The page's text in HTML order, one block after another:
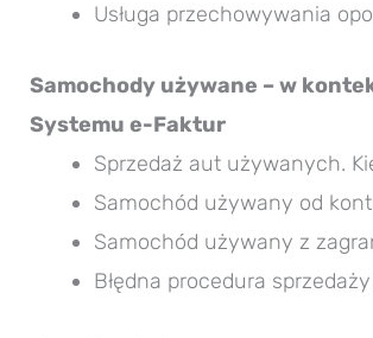
Usługa przechowywania
Samochody używane – w
Systemu e-Faktur
Sprzedaż aut używanych.
Samochód używany od
Samochód używany z
Błędna procedura